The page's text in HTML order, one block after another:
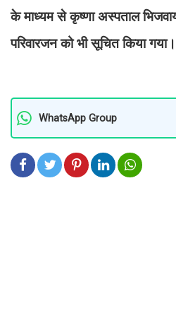
के माध्यम से कृष्णा अस्पताल
परिवारजन को भी सूचित किया गया।
WhatsApp Group